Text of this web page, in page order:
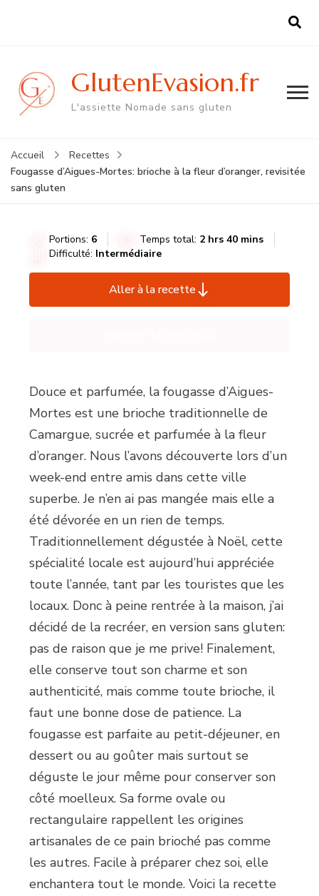
GlutenEvasion.fr
L'assiette Nomade sans gluten
Accueil
Recettes
Fougasse d’Aigues-Mortes: brioche à la fleur d’oranger, revisitée
sans gluten
Portions: 6 Temps total: 2 hrs 40 mins
Difficulté: Intermédiaire
Aller à la recette
Douce et parfumée, la fougasse d’Aigues-
Mortes est une brioche traditionnelle de
Camargue, sucrée et parfumée à la fleur
d’oranger. Nous l’avons découverte lors d’un
week-end entre amis dans cette ville
superbe. Je n’en ai pas mangée mais elle a
été dévorée en un rien de temps.
Traditionnellement dégustée à Noël, cette
spécialité locale est aujourd’hui appréciée
toute l’année, tant par les touristes que les
locaux. Donc à peine rentrée à la maison, j’ai
décidé de la recréer, en version sans gluten:
pas de raison que je me prive! Finalement,
elle conserve tout son charme et son
authenticité, mais comme toute brioche, il
faut une bonne dose de patience. La
fougasse est parfaite au petit-déjeuner, en
dessert ou au goûter mais surtout se
déguste le jour même pour conserver son
côté moelleux. Sa forme ovale ou
rectangulaire rappellent les origines
artisanales de ce pain brioché pas comme
les autres. Facile à préparer chez soi, elle
enchantera tout le monde. Voici la recette